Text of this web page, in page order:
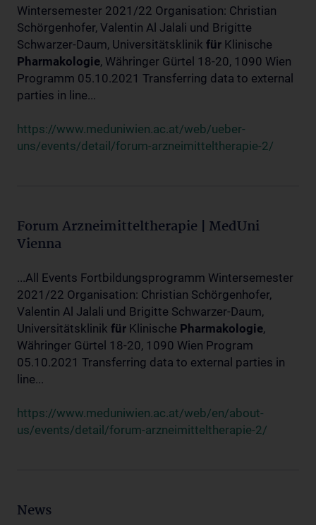
Wintersemester 2021/22 Organisation: Christian
Schörgenhofer, Valentin Al Jalali und Brigitte
Schwarzer-Daum, Universitätsklinik für Klinische
Pharmakologie, Währinger Gürtel 18-20, 1090 Wien
Programm 05.10.2021 Transferring data to external
parties in line...
https://www.meduniwien.ac.at/web/ueber-
uns/events/detail/forum-arzneimitteltherapie-2/
Forum Arzneimitteltherapie | MedUni
Vienna
...All Events Fortbildungsprogramm Wintersemester
2021/22 Organisation: Christian Schörgenhofer,
Valentin Al Jalali und Brigitte Schwarzer-Daum,
Universitätsklinik für Klinische Pharmakologie,
Währinger Gürtel 18-20, 1090 Wien Program
05.10.2021 Transferring data to external parties in
line...
https://www.meduniwien.ac.at/web/en/about-
us/events/detail/forum-arzneimitteltherapie-2/
News